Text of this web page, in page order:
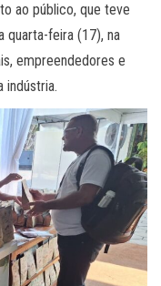
ao público, que teve
quarta-feira (17), na
empreendedores e
indústria.